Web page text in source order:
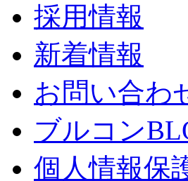
採用情報
新着情報
お問い合わ
ブルコン
個人情報保